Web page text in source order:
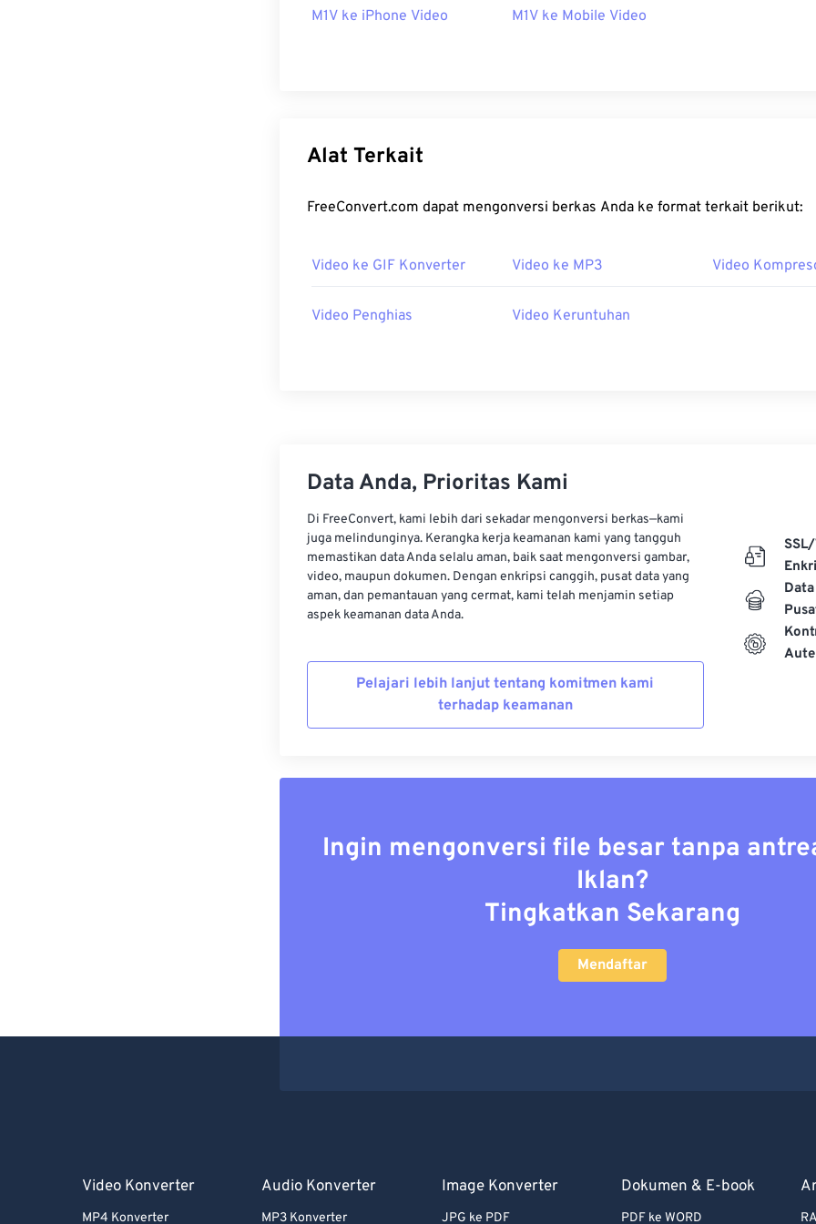
M1V ke iPhone Video M1V ke Mobile Video
Alat Terkait
FreeConvert.com dapat mengonversi berkas Anda ke format terkait berikut:
Video ke GIF Konverter Video ke MP3 Video
Video Penghias Video Keruntuhan
Data Anda, Prioritas Kami
Di FreeConvert, kami lebih dari sekadar mengonversi berkas—kami
juga melindunginya. Kerangka kerja keamanan kami yang tangguh
memastikan data Anda selalu aman, baik saat mengonversi gambar,
video, maupun dokumen. Dengan enkripsi canggih, pusat data yang
aman, dan pemantauan yang cermat, kami telah menjamin setiap
aspek keamanan data Anda.
Pelajari lebih lanjut tentang komitmen kami
terhadap keamanan
Ingin mengonversi file besar tanpa
Iklan?
Tingkatkan Sekarang
Mendaftar
Video Konverter
MP4 Konverter
Audio Konverter
MP3 Konverter
Image Konverter
JPG ke PDF
Dokumen & E-book
PDF ke WORD